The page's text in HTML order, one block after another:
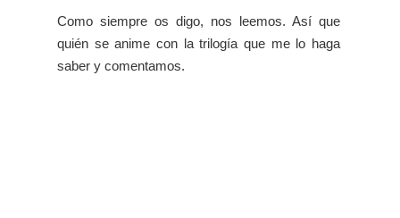
Como siempre os digo, nos leemos. Así que
quién se anime con la trilogía que me lo haga
saber y comentamos.